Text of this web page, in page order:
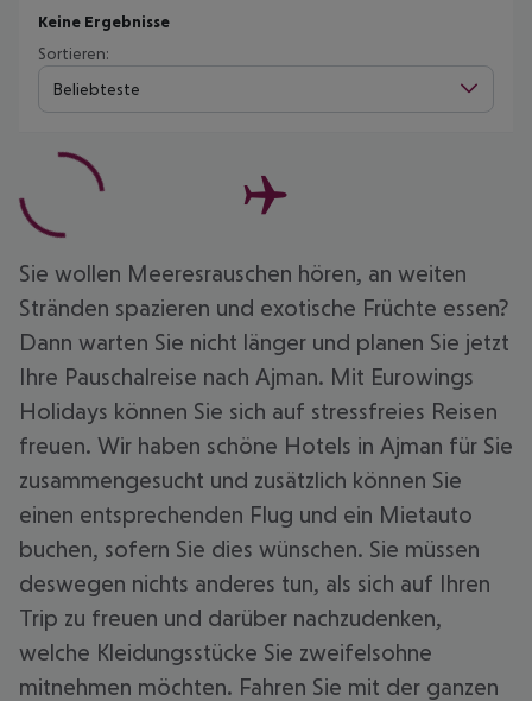
Keine Ergebnisse
Sortieren:
Beliebteste
Sie wollen Meeresrauschen hören, an weiten
Stränden spazieren und exotische Früchte essen?
Dann warten Sie nicht länger und planen Sie jetzt
Ihre Pauschalreise nach Ajman. Mit Eurowings
Holidays können Sie sich auf stressfreies Reisen
freuen. Wir haben schöne Hotels in Ajman für Sie
zusammengesucht und zusätzlich können Sie
einen entsprechenden Flug und ein Mietauto
buchen, sofern Sie dies wünschen. Sie müssen
deswegen nichts anderes tun, als sich auf Ihren
Trip zu freuen und darüber nachzudenken,
welche Kleidungsstücke Sie zweifelsohne
mitnehmen möchten. Fahren Sie mit der ganzen